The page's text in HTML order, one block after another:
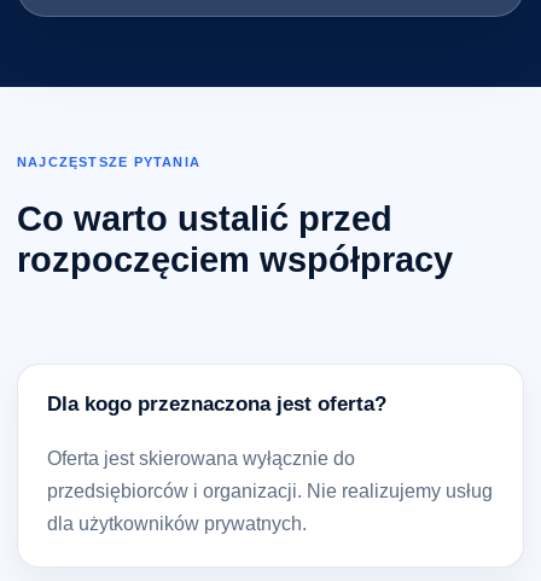
NAJCZĘSTSZE PYTANIA
Co warto ustalić przed
rozpoczęciem współpracy
Dla kogo przeznaczona jest oferta?
Oferta jest skierowana wyłącznie do
przedsiębiorców i organizacji. Nie realizujemy usług
dla użytkowników prywatnych.